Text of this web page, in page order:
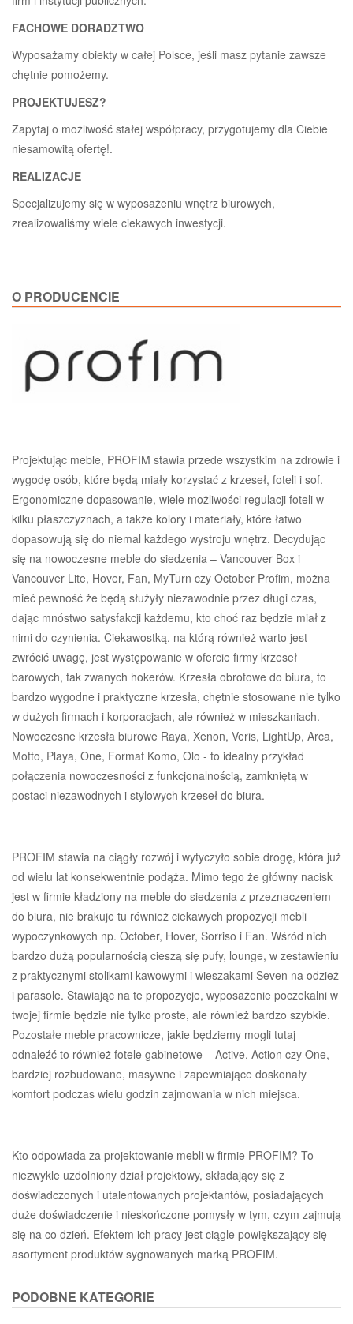
FACHOWE DORADZTWO
Wyposażamy obiekty w całej Polsce, jeśli masz pytanie zawsze
chętnie pomożemy.
PROJEKTUJESZ?
Zapytaj o możliwość stałej współpracy, przygotujemy dla Ciebie
niesamowitą ofertę!.
REALIZACJE
Specjalizujemy się w wyposażeniu wnętrz biurowych,
zrealizowaliśmy wiele ciekawych inwestycji.
O PRODUCENCIE
Projektując meble, PROFIM stawia przede wszystkim na zdrowie i
wygodę osób, które będą miały korzystać z krzeseł, foteli i sof.
Ergonomiczne dopasowanie, wiele możliwości regulacji foteli w
kilku płaszczyznach, a także kolory i materiały, które łatwo
dopasowują się do niemal każdego wystroju wnętrz. Decydując
się na nowoczesne meble do siedzenia – Vancouver Box i
Vancouver Lite, Hover, Fan, MyTurn czy October Profim, można
mieć pewność że będą służyły niezawodnie przez długi czas,
dając mnóstwo satysfakcji każdemu, kto choć raz będzie miał z
nimi do czynienia. Ciekawostką, na którą również warto jest
zwrócić uwagę, jest występowanie w ofercie firmy krzeseł
barowych, tak zwanych hokerów. Krzesła obrotowe do biura, to
bardzo wygodne i praktyczne krzesła, chętnie stosowane nie tylko
w dużych firmach i korporacjach, ale również w mieszkaniach.
Nowoczesne krzesła biurowe Raya, Xenon, Veris, LightUp, Arca,
Motto, Playa, One, Format Komo, Olo - to idealny przykład
połączenia nowoczesności z funkcjonalnością, zamkniętą w
postaci niezawodnych i stylowych krzeseł do biura.
PROFIM stawia na ciągły rozwój i wytyczyło sobie drogę, która już
od wielu lat konsekwentnie podąża. Mimo tego że główny nacisk
jest w firmie kładziony na meble do siedzenia z przeznaczeniem
do biura, nie brakuje tu również ciekawych propozycji mebli
wypoczynkowych np. October, Hover, Sorriso i Fan. Wśród nich
bardzo dużą popularnością cieszą się pufy, lounge, w zestawieniu
z praktycznymi stolikami kawowymi i wieszakami Seven na odzież
i parasole. Stawiając na te propozycje, wyposażenie poczekalni w
twojej firmie będzie nie tylko proste, ale również bardzo szybkie.
Pozostałe meble pracownicze, jakie będziemy mogli tutaj
odnaleźć to również fotele gabinetowe – Active, Action czy One,
bardziej rozbudowane, masywne i zapewniające doskonały
komfort podczas wielu godzin zajmowania w nich miejsca.
Kto odpowiada za projektowanie mebli w firmie PROFIM? To
niezwykle uzdolniony dział projektowy, składający się z
doświadczonych i utalentowanych projektantów, posiadających
duże doświadczenie i nieskończone pomysły w tym, czym zajmują
się na co dzień. Efektem ich pracy jest ciągle powiększający się
asortyment produktów sygnowanych marką PROFIM.
PODOBNE KATEGORIE